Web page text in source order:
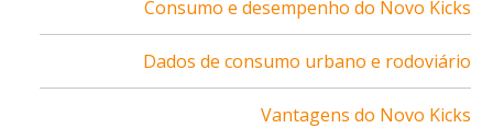
Consumo e desempenho do Novo Kicks
Dados de consumo urbano e rodoviário
Vantagens do Novo Kicks